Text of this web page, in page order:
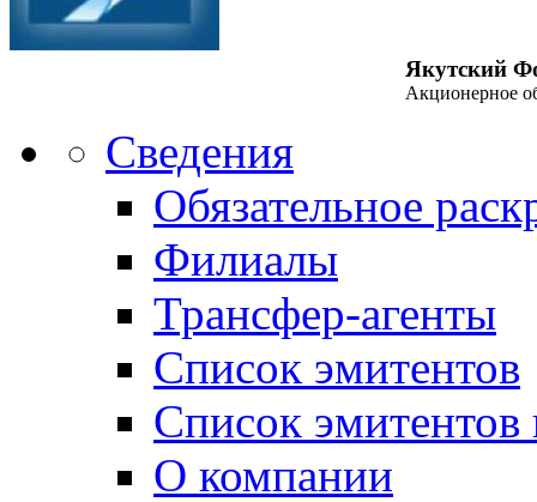
Якутский
Акционерное
Сведения
Обязательное
Филиалы
Трансфер-агенты
Список эмитентов
Список эмитентов
О компании